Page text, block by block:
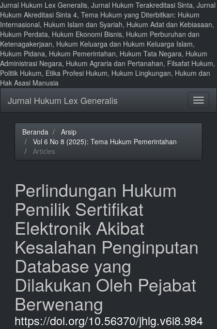
Jurnal Hukum Lex Generalis, Jurnal Hukum Terakreditasi Sinta, Jurnal
Hukum Akreditasi Sinta 4, Tema Hukum yang Diterbitkan: Hukum
Internasional, Hukum Islam dan Syariah, Hukum Adat dan Kebiasaan,
Hukum Perdata, Hukum Ekonomi Bisnis, Hukum Perburuhan dan
Ketenagakerjaan, Hukum Keluarga dan Hukum Keluarga Islam,
Hukum Pidana, Hukum Pemerintahan, Hukum Tata Negara, Hukum
Administrasi Negara, Hukum Agraria dan Pertanahan, Filsafat Hukum,
Politik Hukum, Etika Profesi Hukum, Hukum Lingkungan, Hukum dan
Hak Asasi Manusia
isi
halaman
Navigasi
Utama
Isi
Utama
Jurnal Hukum Lex Generalis
Beranda
Arsip
Vol 6 No 8 (2025): Tema Hukum Pemerintahan
Articles
Perlindungan Hukum
Pemilik Sertifikat
Elektronik Akibat
Kesalahan Penginputan
Database yang
Dilakukan Oleh Pejabat
Berwenang
https://doi.org/10.56370/jhlg.v6i8.984